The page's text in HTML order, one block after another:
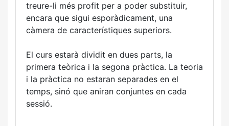
treure-li més profit per a poder substituir,
encara que sigui esporàdicament, una
càmera de característiques superiors.
El curs estarà dividit en dues parts, la
primera teòrica i la segona pràctica. La teoria
i la pràctica no estaran separades en el
temps, sinó que aniran conjuntes en cada
sessió.